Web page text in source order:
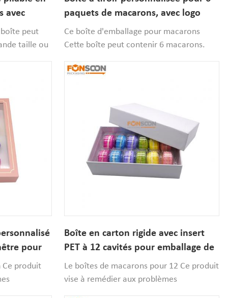
avec
peut
taille ou
et à
paquets de macarons, avec logo
doré luxueux
Ce boîte d'emballage pour macarons
Cette boîte peut contenir 6 macarons.
petites réceptions, elle résout le
Emballage idéal pour les pâtisseries.
pour
Ce produit
Boîte en carton rigide avec insert
PET à 12 cavités pour emballage de
macarons haut de gamme
Le boîtes de macarons pour 12 Ce produit
vise à remédier aux problèmes